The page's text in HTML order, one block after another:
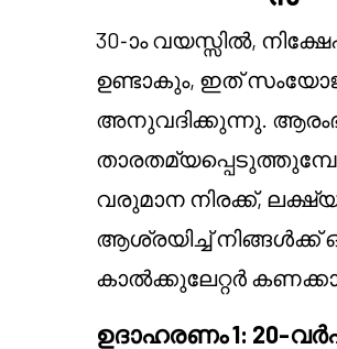
30-ാം വയസ്സിൽ,
ഉണ്ടാകും, ഇത്
അനുവദിക്കുന്നു.
വരുമാന നിരക്ക്,
ആശ്രയിച്ച് നിങ്ങൾക്ക്
കാൽക്കുലേറ്റർ
ഉദാഹരണം 1: 20-